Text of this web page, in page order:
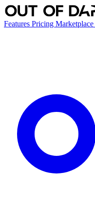
Features Pricing Marketplace